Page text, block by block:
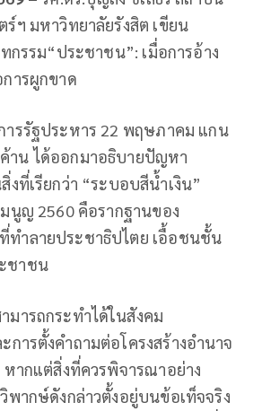
ฯ มหาวิทยาลัยรังสิต เขียน
กรรม“ประชาชน”: เมื่อการอ้าง
ารผูกขาด
ารรัฐประหาร 22 พฤษภาคม แกน
าน ได้ออกมาอธิบายปัญหา
งที่เรียกว่า “ระบอบสีน้ำเงิน”
นูญ 2560 คือรากฐานของ
ทำลายประชาธิปไตย เอื้อชนชั้น
ชาชน
มารถกระทำได้ในสังคม
การตั้งคำถามต่อโครงสร้างอำนาจ
หากแต่สิ่งที่ควรพิจารณาอย่าง
พากษ์ดังกล่าวตั้งอยู่บนข้อเท็จจริง